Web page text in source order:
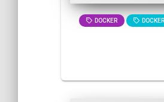
DOCKER